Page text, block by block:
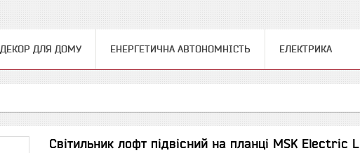
ДЕКОР ДЛЯ ДОМУ ЕНЕРГЕТИЧНА АВТОНОМНІСТЬ ЕЛЕКТРИКА
Світильник лофт підвісний на планці MSK Electric